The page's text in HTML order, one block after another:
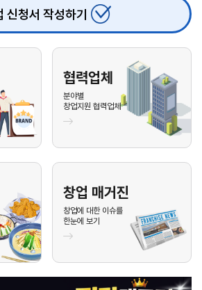
010-****-3*** 업종 : 문의
010-****-1*** 업종 : 문의
010-****-0*** 업종 : 문의
010-****-6*** 업종 : 문의
010-****-3***
010-****-1*** 업종 : 문의
010-****-8*** 업종 : 문의
010-****-8*** 업종 : 문의
010-****-4***
010-****-0*** 업종 : 문의
신청서 작성하기
협력업체
분야별
창업지원 협력업체
창업 매거진
창업에 대한 이슈를
한눈에 보기